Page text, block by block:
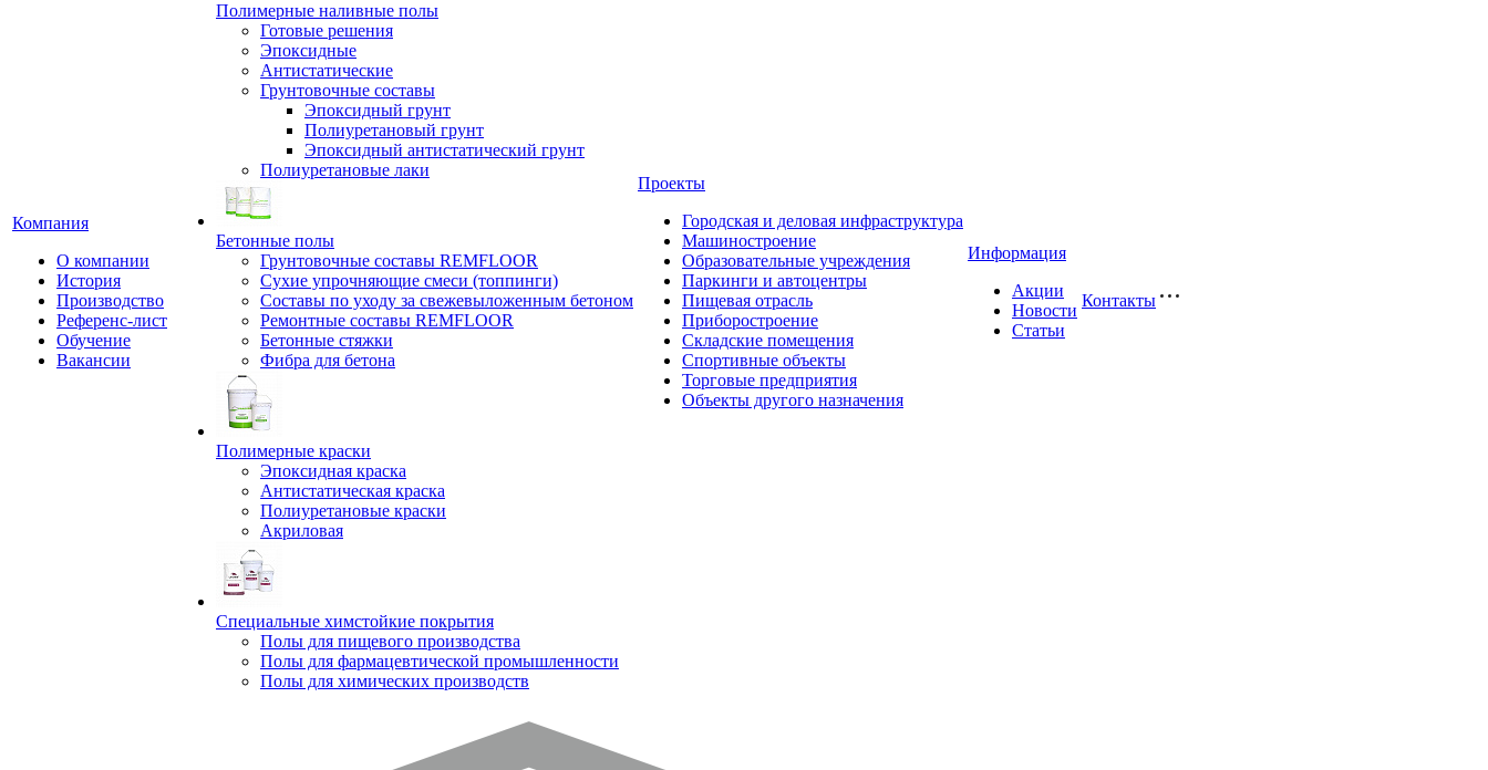
Компания
О компании
История
Производство
Референс-лист
Обучение
Вакансии
Полимерные наливные полы
Готовые решения
Эпоксидные
Антистатические
Грунтовочные составы
Эпоксидный грунт
Полиуретановый грунт
Эпоксидный антистатический грунт
Полиуретановые лаки
Бетонные полы
Грунтовочные составы REMFLOOR
Сухие упрочняющие смеси (топпинги)
Составы по уходу за свежевыложенным бетоном
Ремонтные составы REMFLOOR
Бетонные стяжки
Фибра для бетона
Полимерные краски
Эпоксидная краска
Антистатическая краска
Полиуретановые краски
Акриловая
Специальные химстойкие покрытия
Полы для пищевого производства
Полы для фармацевтической промышленности
Полы для химических производств
Проекты
Городская и деловая инфраструктура
Машиностроение
Образовательные учреждения
Паркинги и автоцентры
Пищевая отрасль
Приборостроение
Складские помещения
Спортивные объекты
Торговые предприятия
Объекты другого назначения
Информация
Акции
Новости
Статьи
Контакты